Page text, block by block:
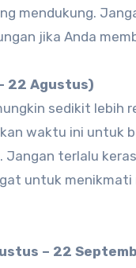
mendukung.
jika Anda
22 Agustus)
sedikit lebih
waktu ini untuk
Jangan terlalu
untuk menikmati
– 22